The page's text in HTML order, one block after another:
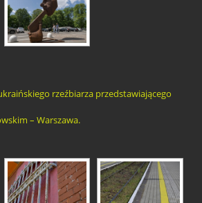
rzeźbiarza przedstawiającego
– Warszawa.